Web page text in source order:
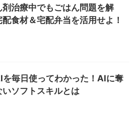
剤治療中でもごはん問題を解
食材＆宅配弁当を活用せよ！
を毎日使ってわかった！AIに奪
いソフトスキルとは